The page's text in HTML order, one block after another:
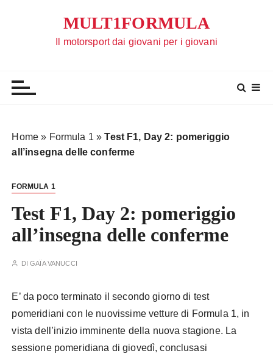
MULT1FORMULA
Il motorsport dai giovani per i giovani
Home » Formula 1 »Test F1, Day 2: pomeriggio
all’insegna delle conferme
FORMULA 1
Test F1, Day 2: pomeriggio
all’insegna delle conferme
DIGAÏA VANUCCI
E’ da poco terminato il secondo giorno di test
pomeridiani con le nuovissime vetture di Formula 1, in
vista dell’inizio imminente della nuova stagione. La
sessione pomeridiana di giovedì, conclusasi